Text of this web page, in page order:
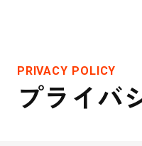
PRIVACY POLICY
プライバ